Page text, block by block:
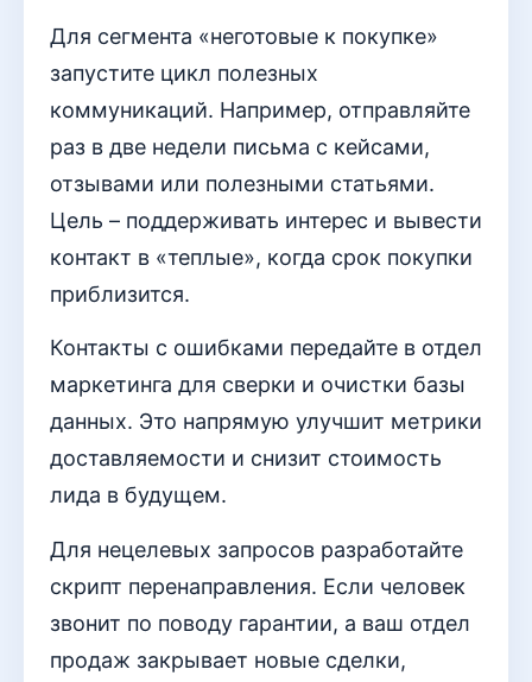
Для сегмента «неготовые к покупке»
запустите цикл полезных
коммуникаций. Например, отправляйте
раз в две недели письма с кейсами,
отзывами или полезными статьями.
Цель – поддерживать интерес и вывести
контакт в «теплые», когда срок покупки
приблизится.
Контакты с ошибками передайте в отдел
маркетинга для сверки и очистки базы
данных. Это напрямую улучшит метрики
доставляемости и снизит стоимость
лида в будущем.
Для нецелевых запросов разработайте
скрипт перенаправления. Если человек
звонит по поводу гарантии, а ваш отдел
продаж закрывает новые сделки,